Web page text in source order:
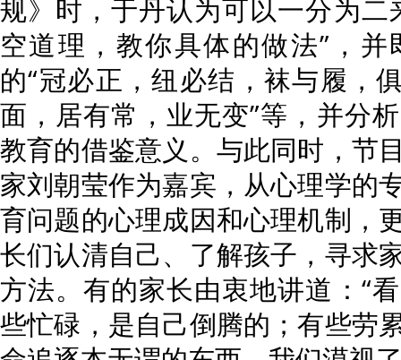
规》时，于丹认为可以一分为二
空道理，教你具体的做法”，
的“冠必正，纽必结，袜与履，
面，居有常，业无变”等，并分
教育的借鉴意义。与此同时，节
家刘朝莹作为嘉宾，从心理学的
育问题的心理成因和心理机制，
长们认清自己、了解孩子，寻求
方法。有的家长由衷地讲道：“
些忙碌，是自己倒腾的；有些劳